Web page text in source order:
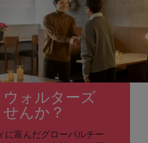
ウォルターズ
んか？
に富んだグローバルチー